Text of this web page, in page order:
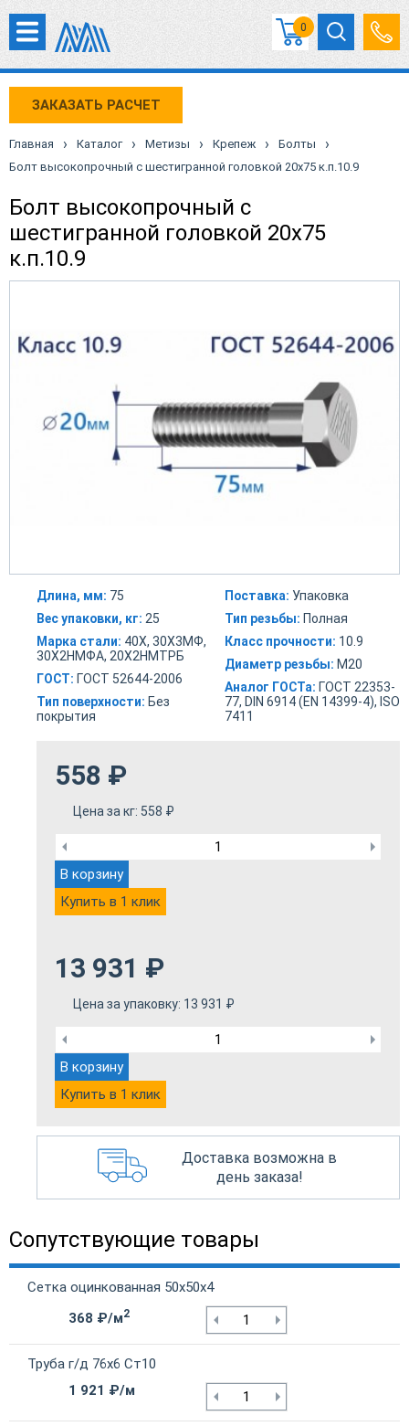
0
ЗАКАЗАТЬ РАСЧЕТ
Главная › Каталог › Метизы › Крепеж › Болты ›
Болт высокопрочный с шестигранной головкой 20х75 к.п.10.9
Болт высокопрочный с
шестигранной головкой 20х75
к.п.10.9
Длина, мм: 75
Вес упаковки, кг: 25
Марка стали: 40Х, 30Х3МФ,
30Х2НМФА, 20Х2НМТРБ
ГОСТ: ГОСТ 52644-2006
Тип поверхности: Без
покрытия
Поставка: Упаковка
Тип резьбы: Полная
Класс прочности: 10.9
Диаметр резьбы: М20
Аналог ГОСТа: ГОСТ 22353-
77, DIN 6914 (EN 14399-4), ISO
7411
558 ₽
Цена за кг: 558 ₽
В корзину
Купить в 1 клик
13 931 ₽
Цена за упаковку: 13 931 ₽
В корзину
Купить в 1 клик
Доставка возможна в
день заказа!
Сопутствующие товары
Сетка оцинкованная 50х50х4
368 ₽/м2
Труба г/д 76х6 Ст10
1 921 ₽/м